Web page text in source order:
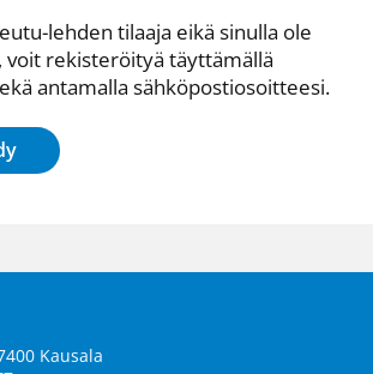
lehden tilaaja eikä sinulla ole
voit rekisteröityä täyttämällä
antamalla sähkö­posti­osoitteesi.
Kausala